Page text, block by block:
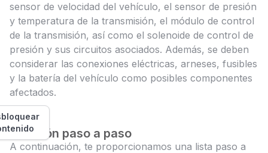
sensor de velocidad del vehículo, el sensor de presión
y temperatura de la transmisión, el módulo de control
de la transmisión, así como el solenoide de control de
presión y sus circuitos asociados. Además, se deben
considerar las conexiones eléctricas, arneses, fusibles
y la batería del vehículo como posibles componentes
afectados.
Solución paso a paso
A continuación, te proporcionamos una lista paso a